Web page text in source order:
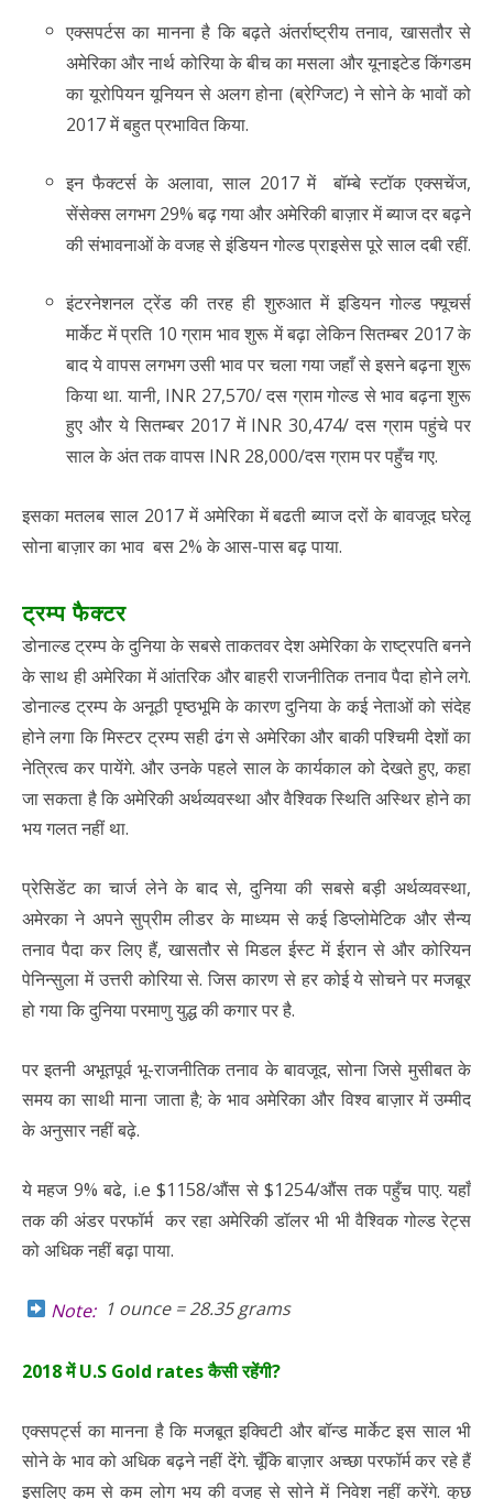
एक्सपर्टस का मानना है कि बढ़ते अंतर्राष्ट्रीय तनाव, खासतौर से
अमेरिका और नार्थ कोरिया के बीच का मसला और यूनाइटेड किंगडम
का यूरोपियन यूनियन से अलग होना (ब्रेग्जिट) ने सोने के भावों को
2017 में बहुत प्रभावित किया.
इन फैक्टर्स के अलावा, साल 2017 में बॉम्बे स्टॉक एक्सचेंज,
सेंसेक्स लगभग 29% बढ़ गया और अमेरिकी बाज़ार में ब्याज दर बढ़ने
की संभावनाओं के वजह से इंडियन गोल्ड प्राइसेस पूरे साल दबी रहीं.
इंटरनेशनल ट्रेंड की तरह ही शुरुआत में इडियन गोल्ड फ्यूचर्स
मार्केट में प्रति 10 ग्राम भाव शुरू में बढ़ा लेकिन सितम्बर 2017 के
बाद ये वापस लगभग उसी भाव पर चला गया जहाँ से इसने बढ़ना शुरू
किया था. यानी, INR 27,570/ दस ग्राम गोल्ड से भाव बढ़ना शुरू
हुए और ये सितम्बर 2017 में INR 30,474/ दस ग्राम पहुंचे पर
साल के अंत तक वापस INR 28,000/दस ग्राम पर पहुँच गए.
इसका मतलब साल 2017 में अमेरिका में बढती ब्याज दरों के बावजूदघरेलू
सोना बाज़ार का भाव बस 2% के आस-पास बढ़ पाया.
ट्रम्प फैक्टर
डोनाल्ड ट्रम्प के दुनिया के सबसे ताकतवर देश अमेरिका के राष्ट्रपति बनने
के साथ ही अमेरिका में आंतरिक और बाहरी राजनीतिक तनाव पैदा होने लगे.
डोनाल्ड ट्रम्प के अनूठी पृष्ठभूमि के कारण दुनिया के कई नेताओं को संदेह
होने लगा कि मिस्टर ट्रम्प सही ढंग से अमेरिका और बाकी पश्चिमी देशों का
नेत्रित्व कर पायेंगे. और उनके पहले साल के कार्यकाल को देखते हुए, कहा
जा सकता है कि अमेरिकी अर्थव्यवस्था और वैश्विक स्थिति अस्थिर होने का
भय गलत नहीं था.
प्रेसिडेंट का चार्ज लेने के बाद से, दुनिया की सबसे बड़ी अर्थव्यवस्था,
अमेरका ने अपने सुप्रीम लीडर के माध्यम से कई डिप्लोमेटिक और सैन्य
तनाव पैदा कर लिए हैं, खासतौर से मिडल ईस्ट में ईरान से और कोरियन
पेनिन्सुला में उत्तरी कोरिया से. जिस कारण से हर कोई ये सोचने पर मजबूर
हो गया कि दुनिया परमाणु युद्ध की कगार पर है.
पर इतनी अभूतपूर्व भू-राजनीतिक तनाव के बावजूद, सोना जिसे मुसीबत के
समय का साथी माना जाता है; के भाव अमेरिका और विश्व बाज़ार में उम्मीद
के अनुसार नहीं बढ़े.
ये महज 9% बढे, i.e $1158/औंस से $1254/औंस तक पहुँच पाए. यहाँ
तक की अंडर परफॉर्म कर रहा अमेरिकी डॉलर भी भी वैश्विक गोल्ड रेट्स
को अधिक नहीं बढ़ा पाया.
Note:1 ounce = 28.35 grams
2018 में U.S Gold rates कैसी रहेंगी?
एक्सपर्ट्स का मानना है कि मजबूत इक्विटी और बॉन्ड मार्केट इस साल भी
सोने के भाव को अधिक बढ़ने नहीं देंगे. चूँकि बाज़ार अच्छा परफॉर्म कर रहे हैं
इसलिए कम से कम लोग भय की वजह से सोने में निवेश नहीं करेंगे. कुछ